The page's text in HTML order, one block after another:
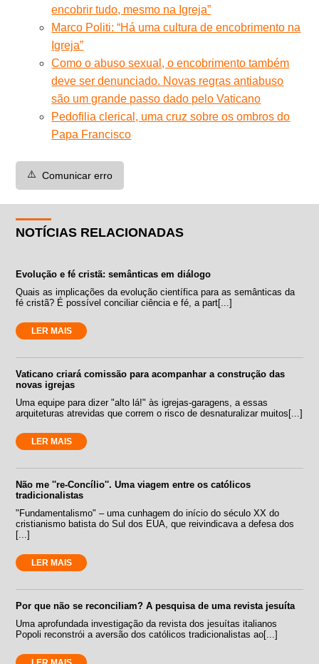
encobrir tudo, mesmo na Igreja”
Marco Politi: “Há uma cultura de encobrimento na
Igreja”
Como o abuso sexual, o encobrimento também
deve ser denunciado. Novas regras antiabuso
são um grande passo dado pelo Vaticano
Pedofilia clerical, uma cruz sobre os ombros do
Papa Francisco
⚠️ Comunicar erro
NOTÍCIAS RELACIONADAS
Evolução e fé cristã: semânticas em diálogo
Quais as implicações da evolução científica para as semânticas da
fé cristã? É possível conciliar ciência e fé, a part[...]
LER MAIS
Vaticano criará comissão para acompanhar a construção das
novas igrejas
Uma equipe para dizer "alto lá!" às igrejas-garagens, a essas
arquiteturas atrevidas que correm o risco de desnaturalizar muitos[...]
LER MAIS
Não me ''re-Concílio''. Uma viagem entre os católicos
tradicionalistas
"Fundamentalismo" – uma cunhagem do início do século XX do
cristianismo batista do Sul dos EUA, que reivindicava a defesa dos
[...]
LER MAIS
Por que não se reconciliam? A pesquisa de uma revista jesuíta
Uma aprofundada investigação da revista dos jesuítas italianos
Popoli reconstrói a aversão dos católicos tradicionalistas ao[...]